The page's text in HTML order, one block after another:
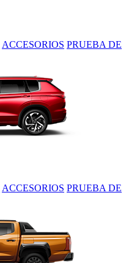
ACCESORIOS PRUEBA DE
ACCESORIOS PRUEBA DE